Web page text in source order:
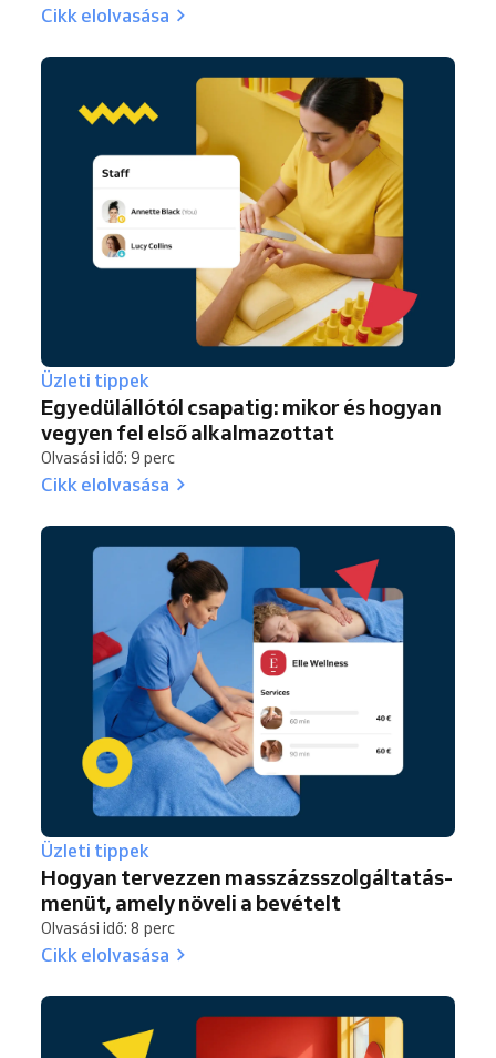
Cikk elolvasása
Üzleti tippek
Egyedülállótól csapatig: mikor és hogyan
vegyen fel első alkalmazottat
Olvasási idő: 9 perc
Cikk elolvasása
Üzleti tippek
Hogyan tervezzen masszázsszolgáltatás-
menüt, amely növeli a bevételt
Olvasási idő: 8 perc
Cikk elolvasása